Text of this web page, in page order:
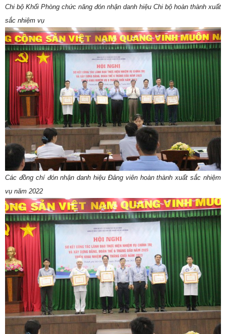
Chi bộ Khối Phòng chức năng đón nhận danh hiệu Chi bộ hoàn thành xuất
sắc nhiệm vụ
Các đồng chí đón nhận danh hiệu Đảng viên hoàn thành xuất sắc nhiệm
vụ năm 2022